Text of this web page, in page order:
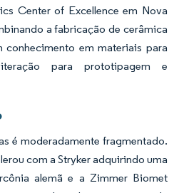
Center of Excellence em Nova
a fabricação de cerâmica
em materiais para
para prototipagem e
é moderadamente fragmentado.
com a Stryker adquirindo uma
alemã e a Zimmer Biomet